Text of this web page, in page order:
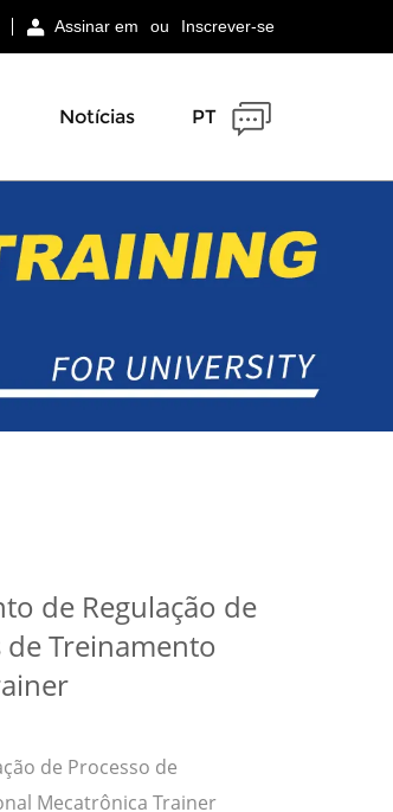
Assinar em ou Inscrever-se
Notícias PT
de Regulação de
Treinamento
de Processo de
Mecatrônica Trainer